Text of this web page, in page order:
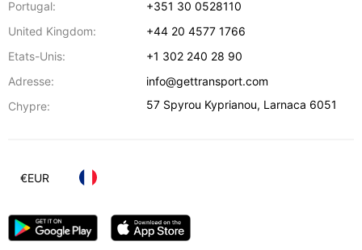
Portugal:
+351 30 0528110
United Kingdom:
+44 20 4577 1766
Etats-Unis:
+1 302 240 28 90
Adresse:
info@gettransport.com
Chypre:
57 Spyrou Kyprianou, Larnaca 6051
€EUR